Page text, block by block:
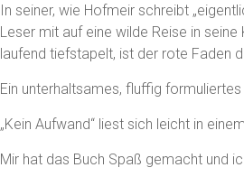
In seiner, wie Hofmeir schreibt
Leser mit auf eine wilde Reise in
laufend tiefstapelt, ist der rote Faden
Ein unterhaltsames, fluffig
„Kein Aufwand“ liest sich leicht in
Mir hat das Buch Spaß gemacht und